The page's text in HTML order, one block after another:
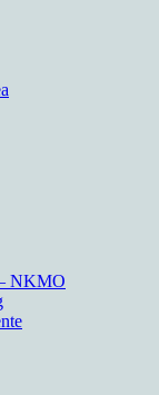
NKMO